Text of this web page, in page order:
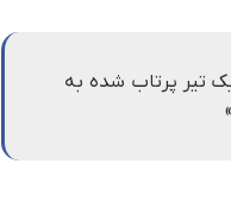
تیر پرتاب شده به